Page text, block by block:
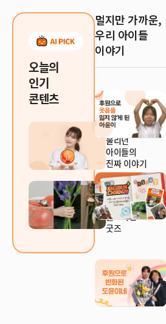
오늘의
인기
콘텐츠
'가출팸'이라
불리던
아이들의
진짜 이야기
일상에
가치를
더하는
월드비전
굿즈
멀지만 가까운,
우리 아이들
이야기